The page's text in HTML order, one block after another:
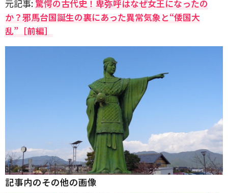
元記事:驚愕の古代史！卑弥呼はなぜ女王になったの
か？邪馬台国誕生の裏にあった異常気象と“倭国大
乱”［前編］
記事内のその他の画像